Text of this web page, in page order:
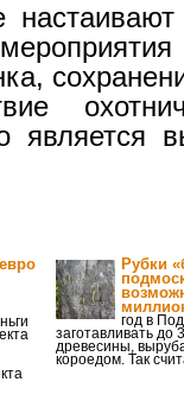
является
Рубки
год в
заготавливать до
древесины,
короедом. Так